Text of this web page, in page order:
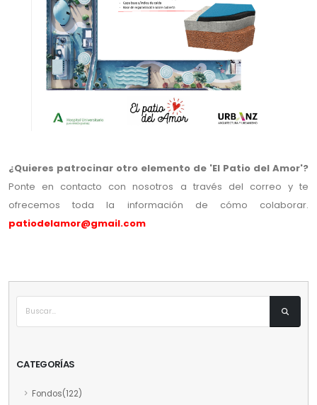
CATEGORÍAS
Fondos(122)
¿Quieres patrocinar otro elemento de 'El Patio del Amor'?
Ponte en contacto con nosotros a través del correo y te
ofrecemos toda la información de cómo colaborar.
patiodelamor@gmail.com